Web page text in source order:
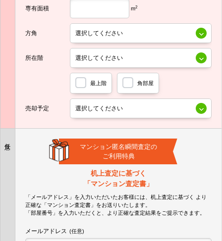
専有面積 m2
方角
所在階
最上階 角部屋
売却予定
マンション匿名瞬間査定の
ご利用特典
机上査定に基づく
「マンション査定書」
「メールアドレス」を入力いただいたお客様には、机上査定に基づく
より
正確な 「マンション査定書」 をお送りいたします。
「部屋番号」を入力いただくと、より正確な査定結果をご提示できます。
メールアドレス (任意)